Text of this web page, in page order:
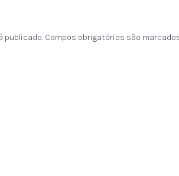
publicado. Campos obrigatórios são